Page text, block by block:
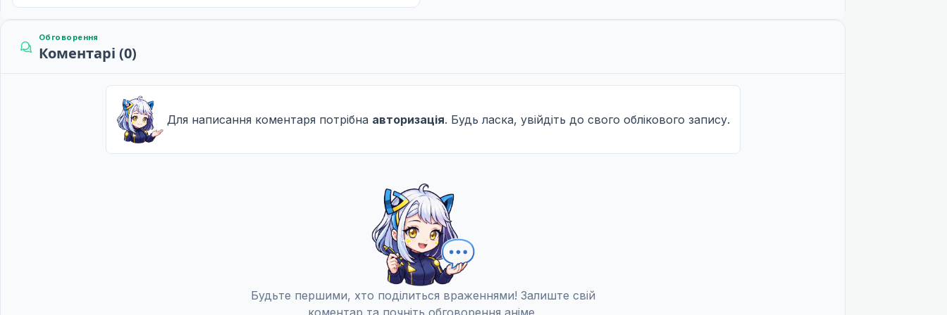
Бугіпоп на світанку 4
Овердрайв: Король дисторшну 1
Овердрайв: Король дисторшну 2
Обговорення
Коментарі (0)
Для написання коментаря потрібна авторизація. Будь ласка, увійдіть до свого облікового запису.
Будьте першими, хто поділиться враженнями! Залиште свій
коментар та почніть обговорення аніме.